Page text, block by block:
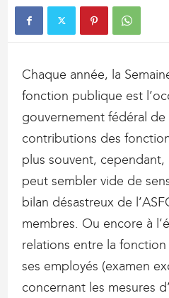
Chaque année, la
fonction publique est
gouvernement fédéral
contributions des
plus souvent,
peut sembler vide de
bilan désastreux de
membres. Ou encore à
relations entre la
ses employés (examen
concernant les mesures